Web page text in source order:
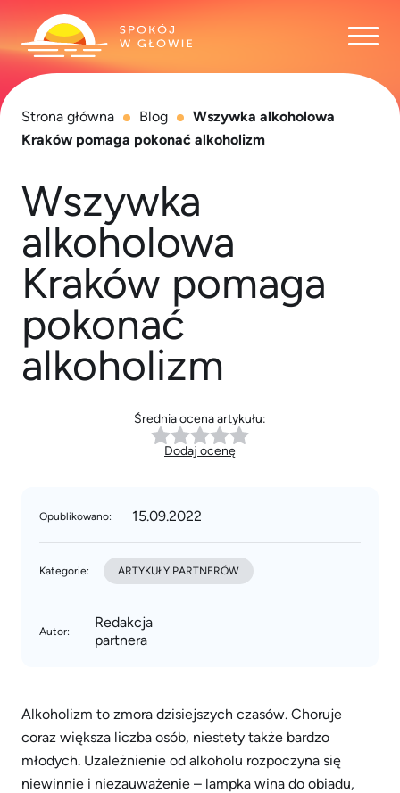
Strona główna Blog
Wszywka alkoholowa
Kraków pomaga pokonać alkoholizm
Wszywka
alkoholowa
Kraków pomaga
pokonać
alkoholizm
Średnia ocena artykułu:
Dodaj ocenę
Autor:
Redakcja
partnera
Opublikowano: 15.09.2022
Kategorie: ARTYKUŁY PARTNERÓW
Alkoholizm to zmora dzisiejszych czasów. Choruje
coraz większa liczba osób, niestety także bardzo
młodych. Uzależnienie od alkoholu rozpoczyna się
niewinnie i niezauważenie – lampka wina do obiadu,